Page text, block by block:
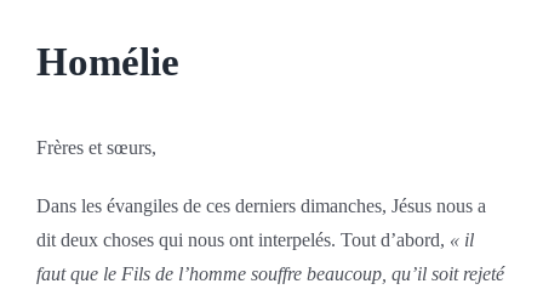
Homélie
Frères et sœurs,
Dans les évangiles de ces derniers dimanches, Jésus nous a
dit deux choses qui nous ont interpelés. Tout d’abord, « il
faut que le Fils de l’homme souffre beaucoup, qu’il soit rejeté